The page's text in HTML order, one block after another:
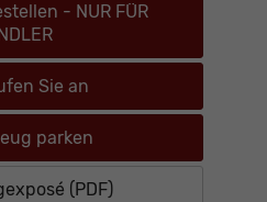
- NUR FÜR
Sie an
parken
(PDF)